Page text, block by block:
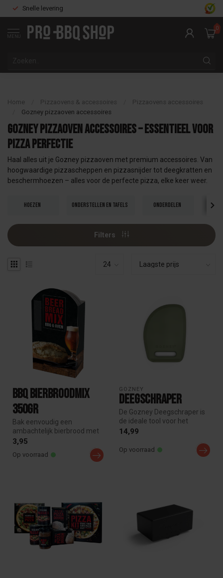
Snelle levering
MENU
0
Home Pizzaovens & accessoires
Pizzaovens accessoires
Gozney pizzaoven accessoires
Gozney pizzaoven accessoires – Essentieel voor
pizza perfectie
Haal alles uit je Gozney pizzaoven met premium accessoires. Van
hoogwaardige pizzascheppen en pizzasnijder tot deegkratten en
beschermhoezen – alles voor de perfecte pizza, elke keer weer.
Hoezen Onderstellen en tafels Onderdelen
Filters
BBQ Bierbroodmix
350gr
Bak eenvoudig een
ambachtelijk bierbrood met
de BBQ Bierbroodmix. Voeg
3,95
Op voorraad
GOZNEY
Deegschraper
De Gozney Deegschraper is
de ideale tool voor het
schrapen en verplaatsen van
14,99
Op voorraad